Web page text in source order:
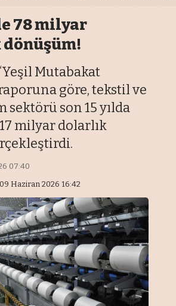
78 milyar
Mutabakat
göre, tekstil ve
sektörü son 15 yılda
milyar dolarlık
Haziran 2026 16:42
07:40